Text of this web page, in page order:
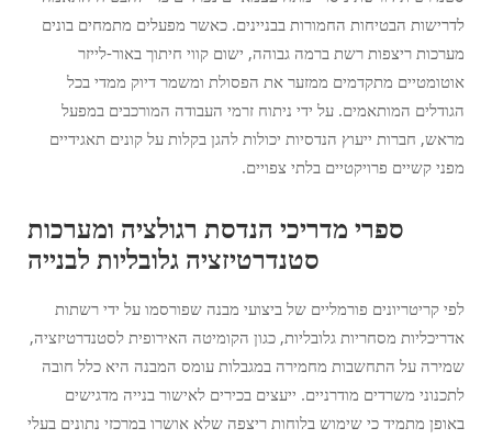
לדרישות הבטיחות החמורות בבניינים. כאשר מפעלים מתמחים בונים
מערכות ריצפות רשת ברמה גבוהה, ישום קווי חיתוך באור-לייזר
אוטומטיים מתקדמים ממזער את הפסולת ומשמר דיוק ממדי בכל
הגודלים המותאמים. על ידי ניתוח זרמי העבודה המורכבים במפעל
מראש, חברות ייעוץ הנדסיות יכולות להגן בקלות על קונים תאגידיים
מפני קשיים פרויקטיים בלתי צפויים.
ספרי מדריכי הנדסת רגולציה ומערכות
סטנדרטיזציה גלובליות לבנייה
לפי קריטריונים פורמליים של ביצועי מבנה שפורסמו על ידי רשתות
אדריכליות מסחריות גלובליות, כגון הקומיטה האירופית לסטנדרטיזציה,
שמירה על התחשבות מחמירה במגבלות עומס המבנה היא כלל חובה
לתכנוני משרדים מודרניים. ייעצים בכירים לאישור בנייה מדגישים
באופן מתמיד כי שימוש בלוחות ריצפה שלא אושרו במרכזי נתונים בעלי